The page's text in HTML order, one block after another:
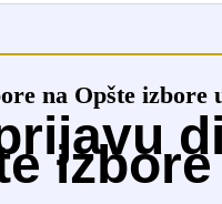
na Opšte izbore